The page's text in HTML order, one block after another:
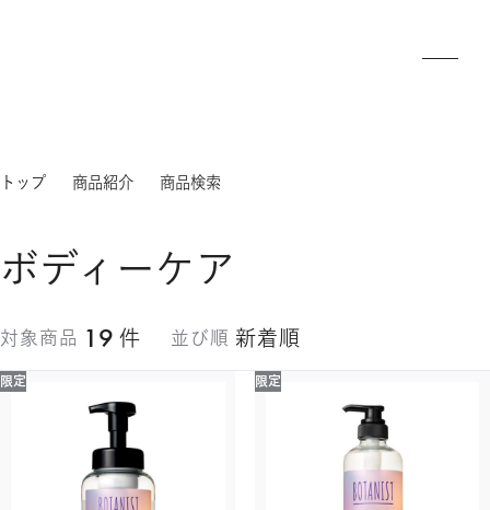
トップ 商品紹介 商品検索
ボディーケア
対象商品 19 件 並び順 新着順
限定 限定